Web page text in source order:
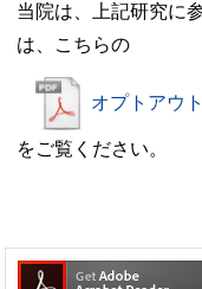
当院は、上記研究に
は、こちらの
オプトアウト
をご覧ください。